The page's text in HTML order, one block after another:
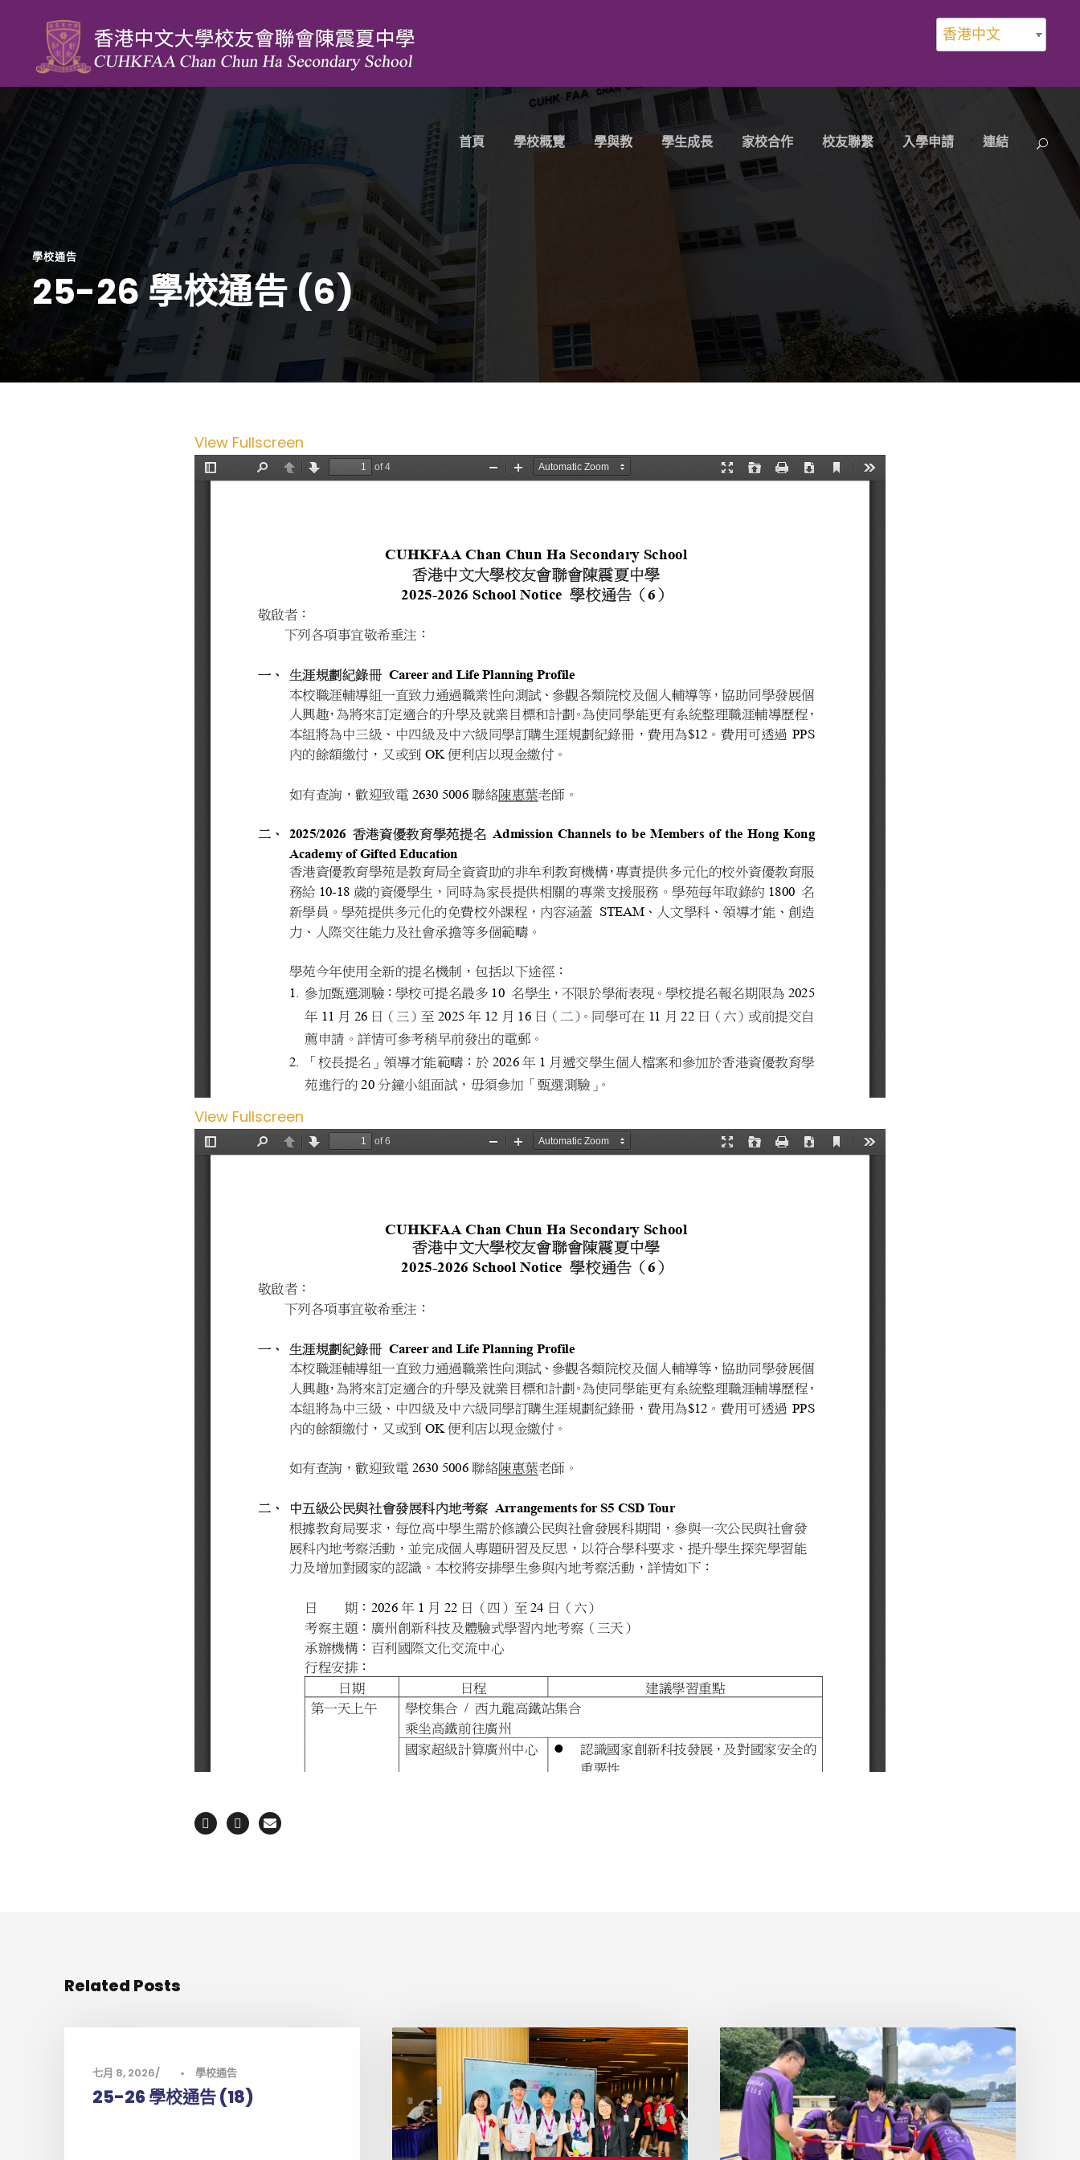
香港中文
首頁 學校概覽 學與教 學生成長 家校合作 校友聯繫 入學申請 連結
學校通告
25-26 學校通告 (6)
View Fullscreen
View Fullscreen
Related Posts
七月 8, 2026 • 學校通告
25-26 學校通告 (18)